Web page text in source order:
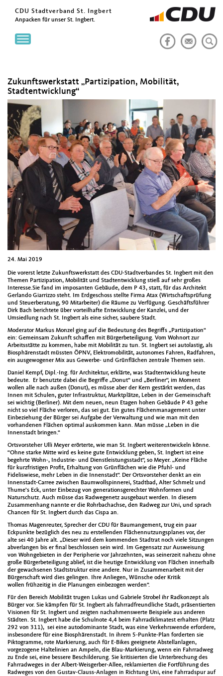
CDU Stadtverband St. Ingbert
Anpacken für unser St. Ingbert.
Toggle
navigation
Zukunftswerkstatt „Partizipation, Mobilität,
Stadtentwicklung“
24. Mai 2019
Die vorerst letzte Zukunftswerkstatt des CDU-Stadtverbandes St. Ingbert mit den
Themen Partizipation, Mobilität und Stadtentwicklung stieß auf sehr großes
Interesse.Sie fand im imposanten Gebäude, dem P 43, statt, für das Architekt
Gerlando Giarrizzo steht. Im Erdgeschoss stellte Firma Atax (Wirtschaftsprüfung
und Steuerberatung, 90 Mitarbeiter) die Räume zu Verfügung. Geschäftsführer
Dirk Bach berichtete über vorteilhafte Entwicklung der Kanzlei, und der
Umsiedlung nach St. Ingbert als eine sicher, saubere Stadt.
Moderator Markus Monzel ging auf die Bedeutung des Begriffs „Partizipation“
ein: Gemeinsam Zukunft schaffen mit Bürgerbeteiligung. Vom Wohnort zur
Arbeitsstätte zu kommen, habe mit Mobilität zu tun. St. Ingbert sei autolastig, als
Biosphärenstadt müssten ÖPNV, Elektromobilität, autonomes Fahren, Radfahren,
ein ausgewogener Mix aus Gewerbe- und Grünflächen zentrale Themen sein.
Daniel Kempf, Dipl.-Ing. für Architektur, erklärte, was Stadtentwicklung heute
bedeute. Er benutzte dabei die Begriffe „Donut“ und „Berliner“, im Moment
wollen alle nach außen (Donut), es müsse aber der Kern gestärkt werden, das
Innen mit Schulen, guter Infrastruktur, Marktplätze, Leben in der Gemeinschaft
sei wichtig (Berliner). Mit dem neuen, neun Etagen hohen Gebäude P 43 gehe
nicht so viel Fläche verloren, das sei gut. Ein gutes Flächenmanagement unter
Einbeziehung der Bürger sei Aufgabe der Verwaltung und wie man mit den
vorhandenen Flächen optimal auskommen kann. Man müsse „Leben in die
Innenstadt bringen.“
Ortsvorsteher Ulli Meyer erörterte, wie man St. Ingbert weiterentwickeln könne.
“Ohne starke Mitte wird es keine gute Entwicklung geben, St. Ingbert ist eine
begehrte Wohn-, Industrie- und Dienstleistungsstadt“, so Meyer. „Keine Fläche
für kurzfristigen Profit, Erhaltung von Grünflächen wie die Pfuhl- und
Fideliswiese, mehr Leben in die Innenstadt“. Der Ortsvorsteher denkt an ein
Innenstadt-Carree zwischen Baumwollspinnerei, Stadtbad, Alter Schmelz und
Thume’s Eck, unter Einbezug von generationsgerechter Wohnformen und
Naturschutz. Auch müsse das Radwegenetz ausgebaut werden. In diesem
Zusammenhang nannte er die Rohrbachachse, den Radweg zur Uni, und sprach
Chancen für St. Ingbert durch das Cispa an.
Thomas Magenreuter, Sprecher der CDU für Baumangement, trug ein paar
Eckpunkte bezüglich des neu zu erstellenden Flächennutzungsplanes vor, der
alte sei 40 Jahre alt. „Dieser wird dem kommenden Stadtrat noch viele Sitzungen
abverlangen bis er final beschlossen sein wird. Im Gegensatz zur Ausweisung
von Wohngebieten in der Peripherie vor Jahrzehnten, was seinerzeit nahezu ohne
große Bürgerbeteiligung ablief, ist die heutige Entwicklung von Flächen innerhalb
der gewachsenen Stadtstruktur eine andere. Nur in Zusammenarbeit mit der
Bürgerschaft wird dies gelingen. Ihre Anliegen, Wünsche oder Kritik
wollen frühzeitig in die Planungen einbezogen werden“.
Für den Bereich Mobilität trugen Lukas und Gabriele Strobel ihr Radkonzept als
Bürger vor. Sie kämpfen für St. Ingbert als fahrradfreundliche Stadt, präsentierten
Visionen für St. Ingbert und zeigten nachahmenswerte Beispiele aus anderen
Städten. St. Ingbert habe die Schulnote 4,4 beim Fahrradklimatest erhalten (Platz
292 von 311), sei eine autodominante Stadt, was eine Verkehrswende erfordere,
insbesondere für eine Biosphärenstadt. In ihrem 5-Punkte-Plan forderten sie
Piktogramme, rote Markierung, auch für E-Bikes geeignete Abstellanlagen,
vorgezogene Haltelinien an Ampeln, die Blau-Markierung, wenn ein Fahrradweg
zu Ende sei, eine bessere Beschilderung. Sie kritisierten die Unterbrechung des
Fahrradweges in der Albert-Weisgerber-Allee, reklamierten die Fortführung des
Radweges von den Gustav-Clauss-Anlagen in Richtung Uni, eine Fahrradspur auf